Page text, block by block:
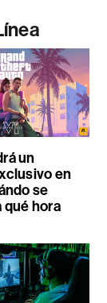
un
en
se
qué hora